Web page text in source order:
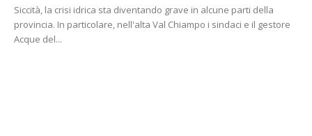
Siccità, la crisi idrica sta diventando grave in alcune parti della
provincia. In particolare, nell'alta Val Chiampo i sindaci e il gestore
Acque del...